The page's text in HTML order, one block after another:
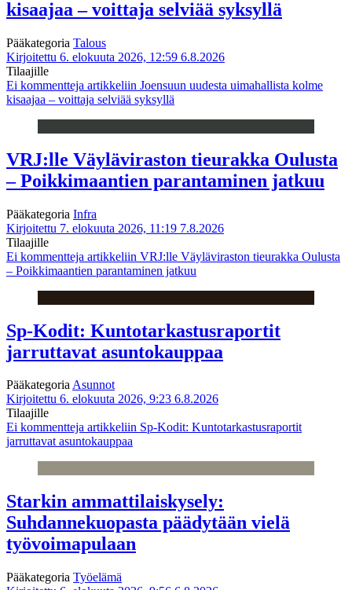
kisaajaa – voittaja selviää syksyllä
Pääkategoria Talous
Kirjoitettu 6. elokuuta 2026, 12:59 6.8.2026
Tilaajille
Ei kommentteja artikkeliin Joensuun uudesta uimahallista kolme
kisaajaa – voittaja selviää syksyllä
VRJ:lle Väyläviraston tieurakka Oulusta
– Poikkimaantien parantaminen jatkuu
Pääkategoria Infra
Kirjoitettu 7. elokuuta 2026, 11:19 7.8.2026
Tilaajille
Ei kommentteja artikkeliin VRJ:lle Väyläviraston tieurakka Oulusta
– Poikkimaantien parantaminen jatkuu
Sp-Kodit: Kuntotarkastusraportit
jarruttavat asuntokauppaa
PääkategoriaAsunnot
Kirjoitettu 6. elokuuta 2026, 9:23 6.8.2026
Tilaajille
Ei kommentteja artikkeliin Sp-Kodit: Kuntotarkastusraportit
jarruttavat asuntokauppaa
Starkin ammattilaiskysely:
Suhdannekuopasta päädytään vielä
työvoimapulaan
Pääkategoria Työelämä